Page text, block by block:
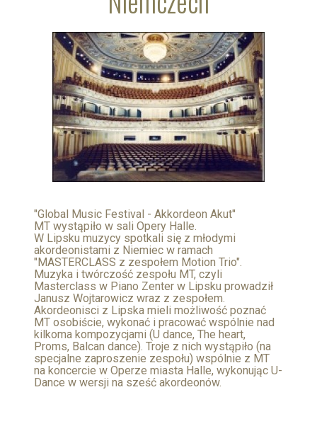
"Global Music Festival - Akkordeon Akut"
MT wystąpiło w sali Opery Halle.
W Lipsku muzycy spotkali się z młodymi
akordeonistami z Niemiec w ramach
"MASTERCLASS z zespołem Motion Trio".
Muzyka i twórczość zespołu MT, czyli
Masterclass w Piano Zenter w Lipsku prowadził
Janusz Wojtarowicz wraz z zespołem.
Akordeonisci z Lipska mieli możliwość poznać
MT osobiście, wykonać i pracować wspólnie nad
kilkoma kompozycjami (U dance, The heart,
Proms, Balcan dance). Troje z nich wystąpiło (na
specjalne zaproszenie zespołu) wspólnie z MT
na koncercie w Operze miasta Halle, wykonując U-
Dance w wersji na sześć akordeonów.